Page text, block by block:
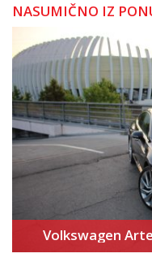
NASUMIČNO IZ
Volkswagen